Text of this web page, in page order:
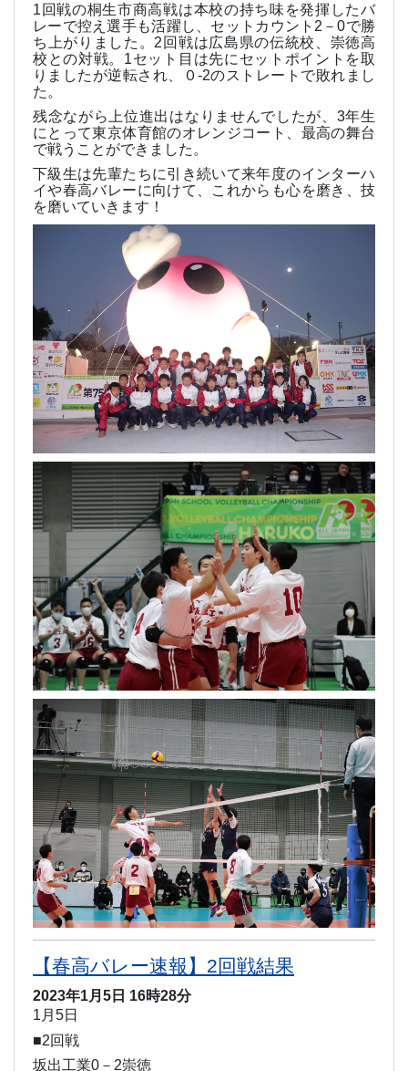
1 回戦の桐生市商高戦は本校の持ち味を発揮したバ
レーで控え選手も活躍し、セットカウント 2 －0で勝
ち上がりました。 2 回戦は広島県の伝統校、崇徳高
校との対戦。 1セット目は先にセットポイントを取
りましたが逆転され、０-2のストレートで敗れまし
た。
残念ながら上位進出はなりませんでしたが、 3年生
にとって東京体育館のオレンジコート、最高の舞台
で戦うことができました。
下級生は先輩たちに引き続いて来年度のインターハ
イや春高バレーに向けて、これからも心を磨き、技
を磨いていきます！
【春高バレー速報】2回戦結果
2023年1月5日 16時28分
1月5日
■2回戦
坂出工業0－2崇徳